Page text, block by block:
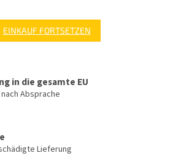
EINKAUF FORTSETZEN
in die gesamte EU
Absprache
Lieferung